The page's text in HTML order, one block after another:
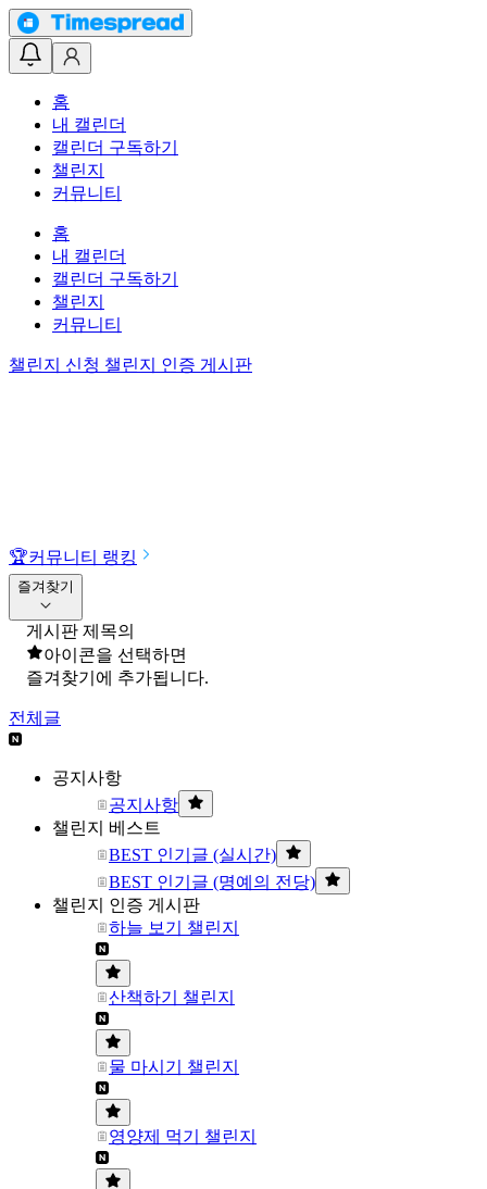
홈
내 캘린더
캘린더 구독하기
챌린지
커뮤니티
홈
내 캘린더
캘린더 구독하기
챌린지
커뮤니티
챌린지 신청 챌린지 인증 게시판
🏆커뮤니티 랭킹
즐겨찾기
게시판 제목의
아이콘을 선택하면
즐겨찾기에 추가됩니다.
전체글
공지사항
공지사항
챌린지 베스트
BEST 인기글 (실시간)
BEST 인기글 (명예의 전당)
챌린지 인증 게시판
하늘 보기 챌린지
산책하기 챌린지
물 마시기 챌린지
영양제 먹기 챌린지